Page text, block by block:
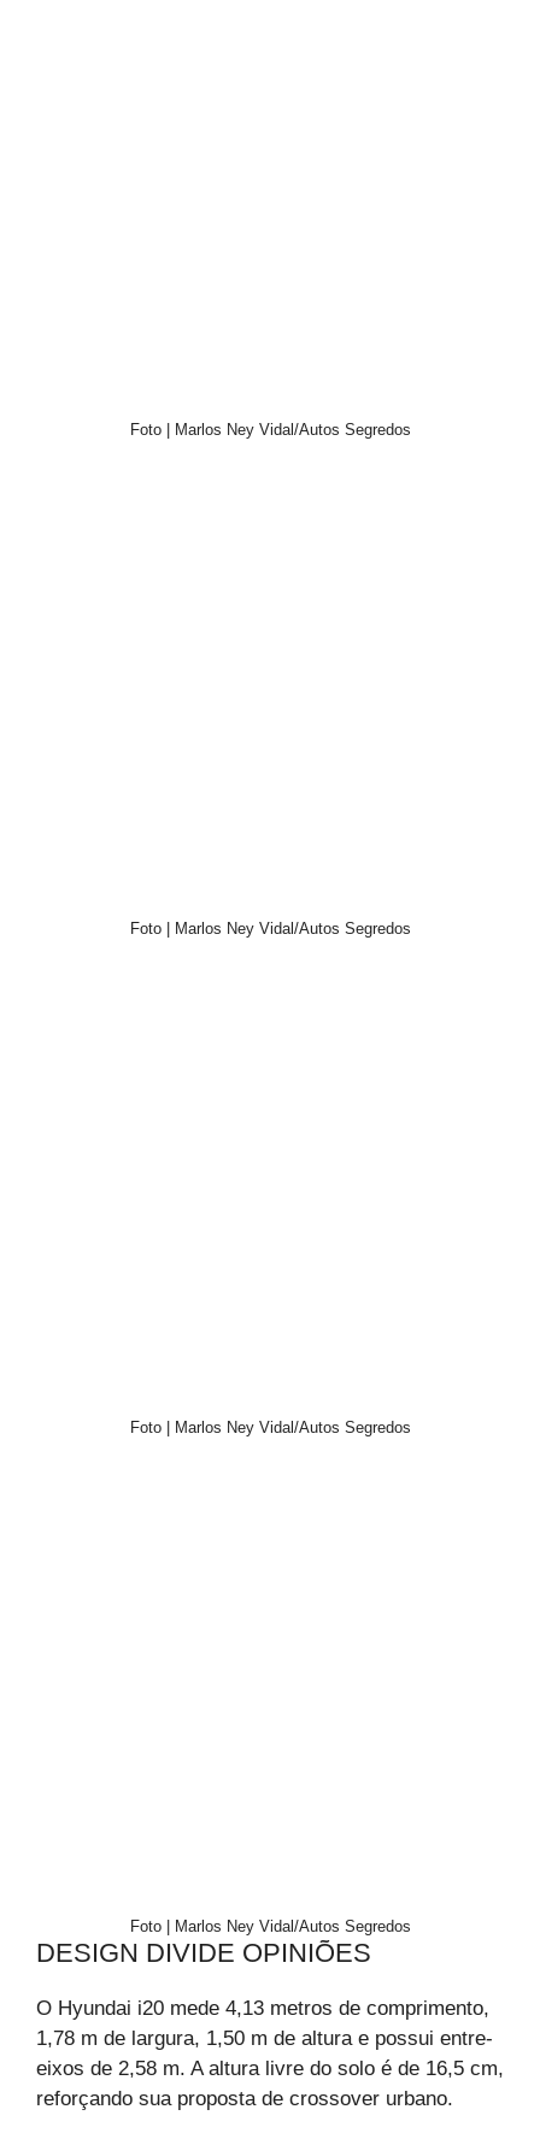
Foto | Marlos Ney Vidal/Autos Segredos
Foto | Marlos Ney Vidal/Autos Segredos
Foto | Marlos Ney Vidal/Autos Segredos
Foto | Marlos Ney Vidal/Autos Segredos
DESIGN DIVIDE OPINIÕES
O Hyundai i20 mede 4,13 metros de comprimento,
1,78 m de largura, 1,50 m de altura e possui entre-
eixos de 2,58 m. A altura livre do solo é de 16,5 cm,
reforçando sua proposta de crossover urbano.